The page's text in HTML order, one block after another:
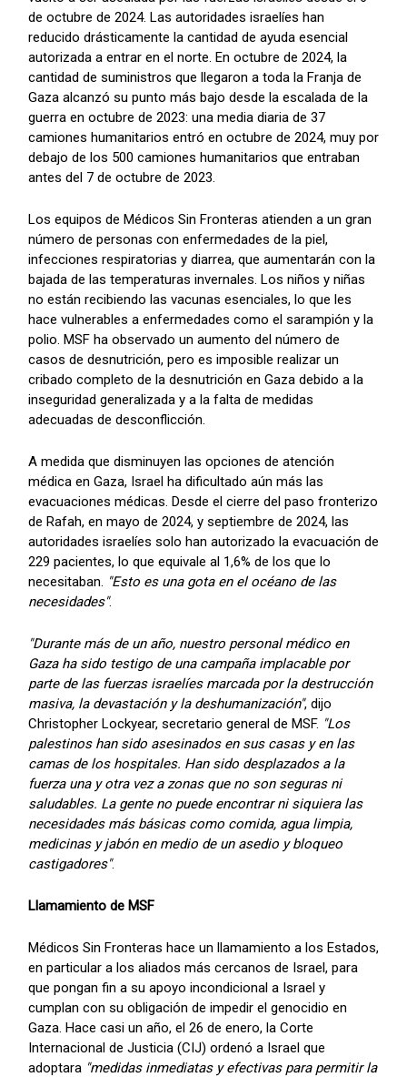
de octubre de 2024. Las autoridades israelíes han
reducido drásticamente la cantidad de ayuda esencial
autorizada a entrar en el norte. En octubre de 2024, la
cantidad de suministros que llegaron a toda la Franja de
Gaza alcanzó su punto más bajo desde la escalada de la
guerra en octubre de 2023: una media diaria de 37
camiones humanitarios entró en octubre de 2024, muy por
debajo de los 500 camiones humanitarios que entraban
antes del 7 de octubre de 2023.
Los equipos de Médicos Sin Fronteras atienden a un gran
número de personas con enfermedades de la piel,
infecciones respiratorias y diarrea, que aumentarán con la
bajada de las temperaturas invernales. Los niños y niñas
no están recibiendo las vacunas esenciales, lo que les
hace vulnerables a enfermedades como el sarampión y la
polio. MSF ha observado un aumento del número de
casos de desnutrición, pero es imposible realizar un
cribado completo de la desnutrición en Gaza debido a la
inseguridad generalizada y a la falta de medidas
adecuadas de desconflicción.
A medida que disminuyen las opciones de atención
médica en Gaza, Israel ha dificultado aún más las
evacuaciones médicas. Desde el cierre del paso fronterizo
de Rafah, en mayo de 2024, y septiembre de 2024, las
autoridades israelíes solo han autorizado la evacuación de
229 pacientes, lo que equivale al 1,6% de los que lo
necesitaban. "Esto es una gota en el océano de las
necesidades".
"Durante más de un año, nuestro personal médico en
Gaza ha sido testigo de una campaña implacable por
parte de las fuerzas israelíes marcada por la destrucción
masiva, la devastación y la deshumanización", dijo
Christopher Lockyear, secretario general de MSF. "Los
palestinos han sido asesinados en sus casas y en las
camas de los hospitales. Han sido desplazados a la
fuerza una y otra vez a zonas que no son seguras ni
saludables. La gente no puede encontrar ni siquiera las
necesidades más básicas como comida, agua limpia,
medicinas y jabón en medio de un asedio y bloqueo
castigadores".
Llamamiento de MSF
Médicos Sin Fronteras hace un llamamiento a los Estados,
en particular a los aliados más cercanos de Israel, para
que pongan fin a su apoyo incondicional a Israel y
cumplan con su obligación de impedir el genocidio en
Gaza. Hace casi un año, el 26 de enero, la Corte
Internacional de Justicia (CIJ) ordenó a Israel que
adoptara "medidas inmediatas y efectivas para permitir la